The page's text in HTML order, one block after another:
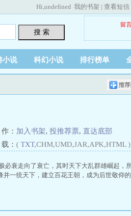
Hi,undefined 我的书架 | 查看短信
搜 索
留
小说 科幻小说 排行榜单
： 加入书架, 投推荐票, 直达底部
： ( TXT,CHM,UMD,JAR,APK,HTML )
衰走向了衰亡，其时天下大乱群雄崛起，
一统天下，建立百花王朝，成为后世敬仰的